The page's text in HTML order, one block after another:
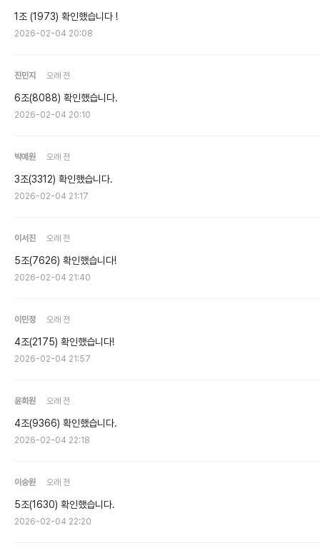
1조 (1973) 확인했습니다 !
2026-02-04 20:08
진민지 오래 전
6조(8088) 확인했습니다.
2026-02-04 20:10
박예원 오래 전
3조(3312) 확인했습니다.
2026-02-04 21:17
이서진 오래 전
5조(7626) 확인했습니다!
2026-02-04 21:40
이민정 오래 전
4조(2175) 확인했습니다!
2026-02-04 21:57
윤희원 오래 전
4조(9366) 확인했습니다.
2026-02-04 22:18
이승원 오래 전
5조(1630) 확인했습니다.
2026-02-04 22:20